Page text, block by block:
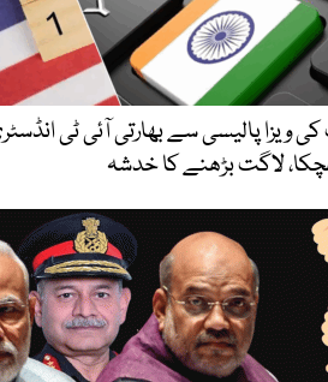
ویزا پالیسی سے بھارتی آئی ٹی
لاگت بڑھنے کا خدشہ